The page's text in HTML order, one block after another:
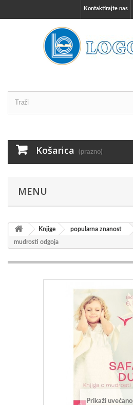
Kontaktirajte nas
Košarica (prazno)
MENU
Knjige popularna znanost
mudrosti odgoja
Prikaži uvećano